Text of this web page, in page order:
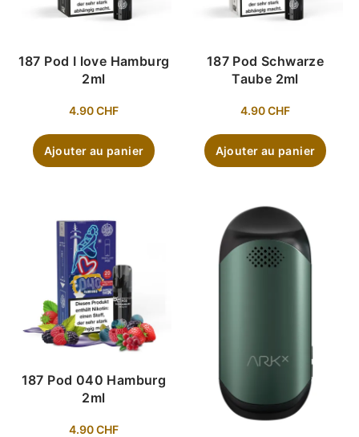
187 Pod I love Hamburg
2ml
4.90CHF
Ajouter au panier
187 Pod Schwarze
Taube 2ml
4.90CHF
Ajouter au panier
187 Pod 040 Hamburg
2ml
4.90CHF